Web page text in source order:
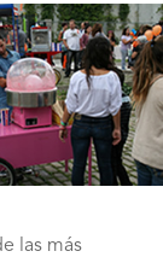
las más